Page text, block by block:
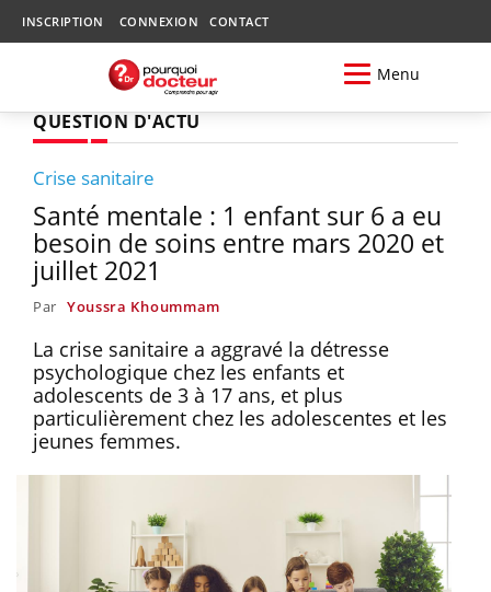
INSCRIPTION CONNEXION CONTACT
Menu
QUESTION D'ACTU
Crise sanitaire
Santé mentale : 1 enfant sur 6 a eu
besoin de soins entre mars 2020 et
juillet 2021
Par Youssra Khoummam
La crise sanitaire a aggravé la détresse
psychologique chez les enfants et
adolescents de 3 à 17 ans, et plus
particulièrement chez les adolescentes et les
jeunes femmes.